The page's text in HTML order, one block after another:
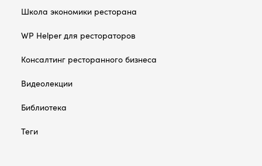
Школа экономики ресторана
WP Helper для рестораторов
Консалтинг ресторанного бизнеса
Видеолекции
Библиотека
Теги